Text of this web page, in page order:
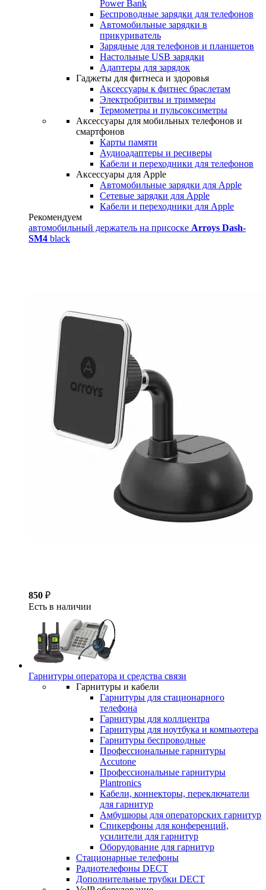
Power Bank
Беспроводные зарядки для телефонов
Автомобильные зарядки в
прикуриватель
Зарядные для телефонов и планшетов
Настольные USB зарядки
Адаптеры для зарядок
Гаджеты для фитнеса и здоровья
Аксессуары к фитнес браслетам
Электробритвы и триммеры
Термометры и пульсоксиметры
Аксессуары для мобильных телефонов и
смартфонов
Карты памяти
Аудиоадаптеры и ресиверы
Кабели и переходники для телефонов
Аксессуары для Apple
Автомобильные зарядки для Apple
Сетевые зарядки для Apple
Кабели и переходники для Apple
Рекомендуем
автомобильный держатель на присоске Arroys Dash-
SM4 black
850 ₽
Есть в наличии
Гарнитуры оператора и средства связи
Гарнитуры и кабели
Гарнитуры для стационарного
телефона
Гарнитуры для коллцентра
Гарнитуры для ноутбука и компьютера
Гарнитуры беспроводные
Профессиональные гарнитуры
Accutone
Профессиональные гарнитуры
Plantronics
Кабели, коннекторы, переключатели
для гарнитур
Амбушюры для операторских гарнитур
Cпикерфоны для конференций,
усилители для гарнитур
Оборудование для гарнитур
Стационарные телефоны
Радиотелефоны DECT
Дополнительные трубки DECT